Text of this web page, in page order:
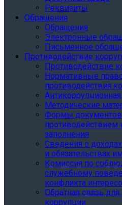
Реквизиты
Обращения
Обращения
Электронные
Письменное
Противодействие
Противодействие
Нормативные
противодействия
Методические
Формы
противодействием
заполнения
Сведения о
и обязательствах
Комиссия по
служебному
конфликта
Обратная связь
коррупции